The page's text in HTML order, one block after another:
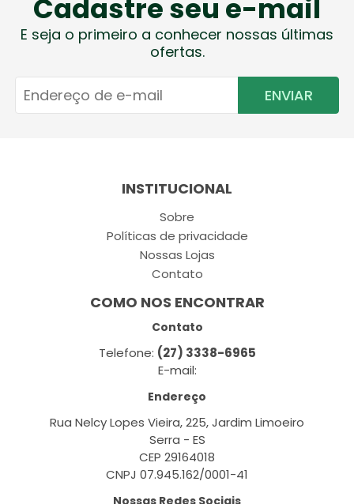
Cadastre seu e-mail
E seja o primeiro a conhecer nossas últimas
ofertas.
ENVIAR
INSTITUCIONAL
Sobre
Políticas de privacidade
Nossas Lojas
Contato
COMO NOS ENCONTRAR
Contato
Telefone: (27) 3338-6965
E-mail:
Endereço
Rua Nelcy Lopes Vieira, 225, Jardim Limoeiro
Serra - ES
CEP 29164018
CNPJ 07.945.162/0001-41
Nossas Redes Sociais